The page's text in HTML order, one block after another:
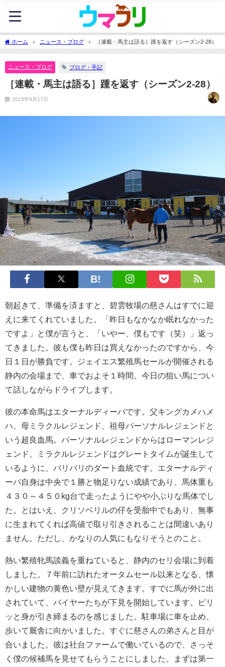
ホーム ニュース・ブログ ［連載・馬主は語る］踵を返す（シーズン2-28）
ニュース・ブログ ブログ・手記
［連載・馬主は語る］踵を返す（シーズン2-28）
2023年8月17日
朝起きて、準備を済ますと、碧雲牧場の慈さんはすでに迎
えに来てくれていました。「昨日もなかなか眠れなかった
ですよ」と僕が言うと、「いやー、僕もです（笑）」返っ
てきました。彼も僕も昨日は買えなかったのですから、今
日１日が勝負です。ジェイエス繁殖馬セールが開催される
静内の会場まで、車でおよそ１時間。今日の狙い馬につい
て話しながらドライブします。
彼の本命馬はエターナルディーバです。父キングカメハメ
ハ、母ミラクルレジェンド、祖母パーソナルレジェンドと
いう超良血馬。パーソナルレジェンドからはローマンレジ
ェンド、ミラクルレジェンドはグレートタイムが誕生して
いるように、バリバリのダート血統です。エターナルディ
ーバ自身は中央で１勝と物足りない成績であり、馬体重も
４３０～４５０kg台で走ったようにやや小ぶりな馬体でし
た。とはいえ、クリソベリルの仔を受胎中でもあり、無事
に生まれてくれば高値で取り引きされることは間違いあり
ません。ただし、かなりの人気にもなりそうとのこと。
熱い繁殖牝馬談義を重ねていると、静内のセリ会場に到着
しました。７年前に訪れたオータムセール以来となる、懐
かしい建物の黄色い壁が見えてきます。すでに馬が外に出
されていて、バイヤーたちが下見を開始しています。ピリ
ッと身が引き締まるのを感じました。駐車場に車を止め、
歩いて厩舎に向かいました。すぐに慈さんの弟さんと目が
合いました。彼は社台ファームで働いているので、さっそ
く僕の候補馬を見せてもらうことにしました。まずは第一